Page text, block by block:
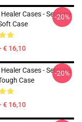
Cases - Setsuna
Case
€ 16,10
-20%
Cases - Setsuna
Case
€ 16,10
-20%